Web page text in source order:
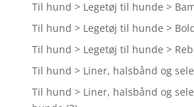
Til hund > Legetøj til hunde >
Til hund > Legetøj til hunde >
Til hund > Legetøj til hunde >
Til hund > Liner, halsbånd og
Til hund > Liner, halsbånd og